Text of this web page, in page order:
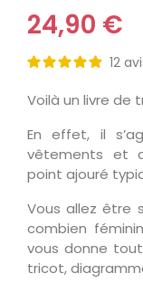
24,90 €
12
Voilà un livre de
En effet, il
vêtements et
point ajouré
Vous allez être
combien
vous donne
tricot,